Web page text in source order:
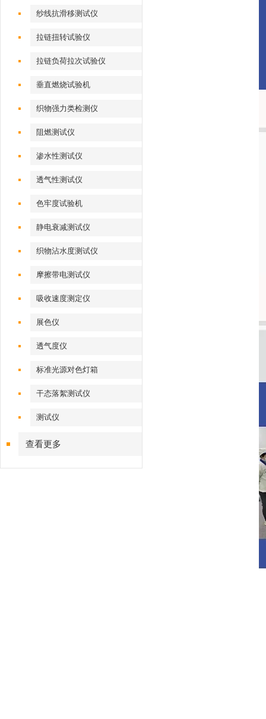
纱线抗滑移测试仪
拉链扭转试验仪
拉链负荷拉次试验仪
垂直燃烧试验机
织物强力类检测仪
阻燃测试仪
渗水性测试仪
透气性测试仪
色牢度试验机
静电衰减测试仪
织物沾水度测试仪
摩擦带电测试仪
吸收速度测定仪
展色仪
透气度仪
标准光源对色灯箱
干态落絮测试仪
测试仪
查看更多